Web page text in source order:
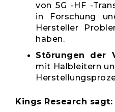
von 5G -HF -
in Forschung
Hersteller
haben.
Störungen der
mit Halbleitern
Kings Research sagt: